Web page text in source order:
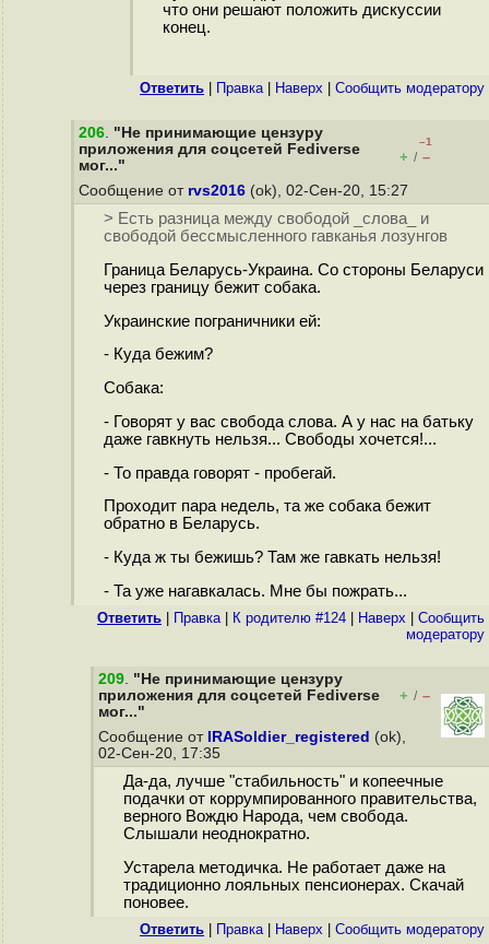
что они решают положить дискуссии
конец.
Ответить Правка| Наверх Cообщить модератору
206. "Не принимающие цензуру
приложения для соцсетей Fediverse
мог..."
–1
+ / –
Сообщение от rvs2016 (ok), 02-Сен-20, 15:27
> Есть разница между свободой _слова_ и
свободой бессмысленного гавканья лозунгов
Граница Беларусь-Украина. Со стороны Беларуси
через границу бежит собака.
Украинские пограничники ей:
- Куда бежим?
Собака:
- Говорят у вас свобода слова. А у нас на батьку
даже гавкнуть нельзя... Свободы хочется!...
- То правда говорят - пробегай.
Проходит пара недель, та же собака бежит
обратно в Беларусь.
- Куда ж ты бежишь? Там же гавкать нельзя!
- Та уже нагавкалась. Мне бы пожрать...
Ответить Правка| К родителю #124 Наверх
Cообщить
модератору
209. "Не принимающие цензуру
приложения для соцсетей Fediverse
мог..."
+ / –
Сообщение от IRASoldier_registered (ok),
02-Сен-20, 17:35
Да-да, лучше "стабильность" и копеечные
подачки от коррумпированного правительства,
верного Вождю Народа, чем свобода.
Слышали неоднократно.
Устарела методичка. Не работает даже на
традиционно лояльных пенсионерах. Скачай
поновее.
Ответить Правка| Наверх Cообщить модератору